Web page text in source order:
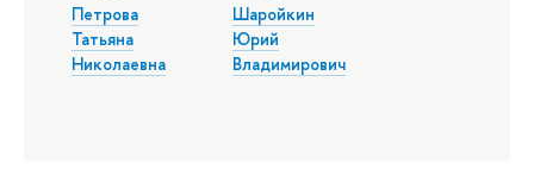
Петрова
Татьяна
Николаевна
Шаройкин
Юрий
Владимирович